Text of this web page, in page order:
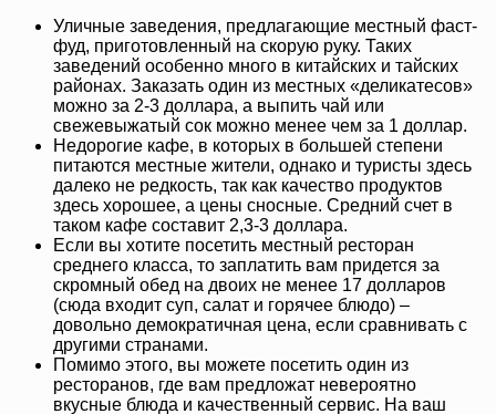
Уличные заведения, предлагающие местный фаст-
фуд, приготовленный на скорую руку. Таких
заведений особенно много в китайских и тайских
районах. Заказать один из местных «деликатесов»
можно за 2-3 доллара, а выпить чай или
свежевыжатый сок можно менее чем за 1 доллар.
Недорогие кафе, в которых в большей степени
питаются местные жители, однако и туристы здесь
далеко не редкость, так как качество продуктов
здесь хорошее, а цены сносные. Средний счет в
таком кафе составит 2,3-3 доллара.
Если вы хотите посетить местный ресторан
среднего класса, то заплатить вам придется за
скромный обед на двоих не менее 17 долларов
(сюда входит суп, салат и горячее блюдо) –
довольно демократичная цена, если сравнивать с
другими странами.
Помимо этого, вы можете посетить один из
ресторанов, где вам предложат невероятно
вкусные блюда и качественный сервис. На ваш